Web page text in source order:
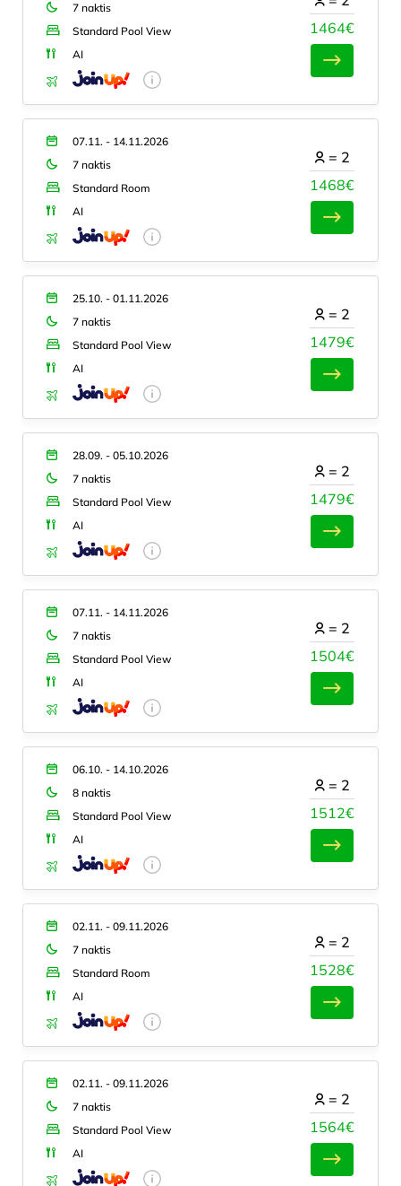
7 naktis
Standard Pool View
AI
1464€
07.11. - 14.11.2026
7 naktis
Standard Room
AI
1468€
= 2
25.10. - 01.11.2026
7 naktis
Standard Pool View
AI
1479€
= 2
28.09. - 05.10.2026
7 naktis
Standard Pool View
AI
1479€
= 2
07.11. - 14.11.2026
7 naktis
Standard Pool View
AI
1504€
= 2
06.10. - 14.10.2026
8 naktis
Standard Pool View
AI
1512€
= 2
02.11. - 09.11.2026
7 naktis
Standard Room
AI
1528€
= 2
02.11. - 09.11.2026
7 naktis
Standard Pool View
AI
1564€
= 2